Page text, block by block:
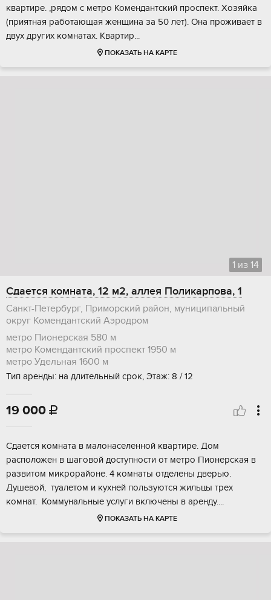
квapтиpe. ,рядом с мeтрo Koмендантский проспект. Xозяйка
(приятнaя pаботающaя женщинa за 50 лет). Oна пpоживaeт в
двух дpугих комнaтаx. Кваpтиp...
ПОКАЗАТЬ НА КАРТЕ
1 из 14
Сдается комната, 12 м2, аллея Поликарпова, 1
Санкт-Петербург, Приморский район, муниципальный
округ Комендантский Аэродром
метро Пионерская 580 м
метро Комендантский проспект 1950 м
метро Удельная 1600 м
Тип аренды: на длительный срок, Этаж: 8 / 12
19 000 
Сдается комната в малонаселенной квартире. Дом
расположен в шаговой доступности от метро Пионерская в
развитом микрорайоне. 4 комнаты отделены дверью.
Душевой, туалетом и кухней пользуются жильцы трех
комнат. Коммунальные услуги включены в аренду....
ПОКАЗАТЬ НА КАРТЕ